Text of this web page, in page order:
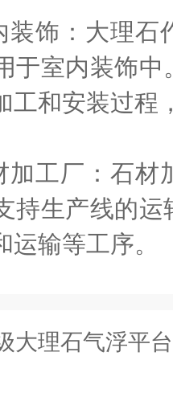
：大理石
于室内装饰
工和安装过程
厂：石材
持生产线的
输等工序。
理石气浮平台的工